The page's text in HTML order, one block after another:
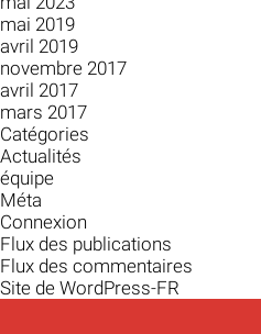
mai 2019
avril 2019
novembre 2017
avril 2017
mars 2017
Catégories
Actualités
équipe
Méta
Connexion
Flux des publications
Flux des commentaires
Site de WordPress-FR